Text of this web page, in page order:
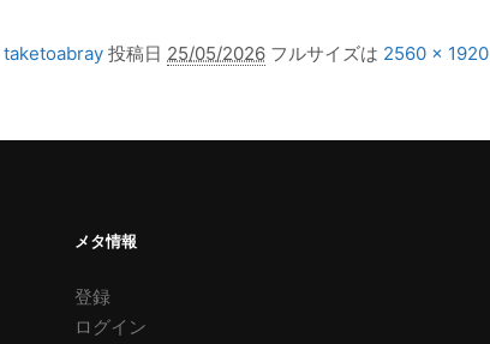
taketoabray 投稿日 25/05/2026 フルサイズは 2560 × 1920
メタ情報
登録
ログイン